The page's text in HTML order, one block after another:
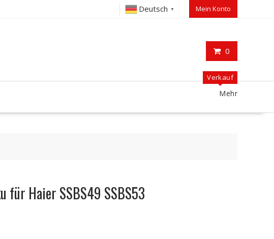
Deutsch ▼ Mein Konto
0
Verkauf
Mehr
für Haier SSBS49 SSBS53